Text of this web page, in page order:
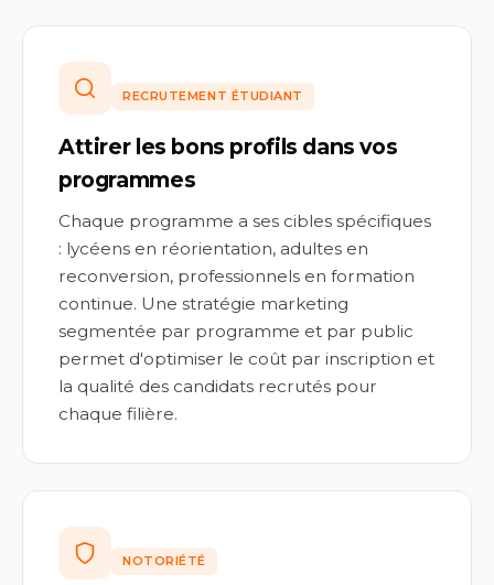
RECRUTEMENT ÉTUDIANT
Attirer les bons profils dans vos
programmes
Chaque programme a ses cibles spécifiques
: lycéens en réorientation, adultes en
reconversion, professionnels en formation
continue. Une stratégie marketing
segmentée par programme et par public
permet d'optimiser le coût par inscription et
la qualité des candidats recrutés pour
chaque filière.
NOTORIÉTÉ